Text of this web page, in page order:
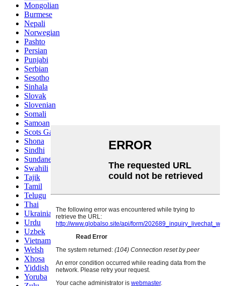
Mongolian
Burmese
Nepali
Norwegian
Pashto
Persian
Punjabi
Serbian
Sesotho
Sinhala
Slovak
Slovenian
Somali
Samoan
Scots Gaelic
Shona
Sindhi
Sundanese
Swahili
Tajik
Tamil
Telugu
Thai
Ukrainian
Urdu
Uzbek
Vietnamese
Welsh
Xhosa
Yiddish
Yoruba